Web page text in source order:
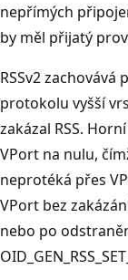
nepřímých
by měl přijatý
RSSv2 zachovává
protokolu vyšší
zakázal RSS.
VPort na nulu,
neprotéká přes
VPort bez
nebo po